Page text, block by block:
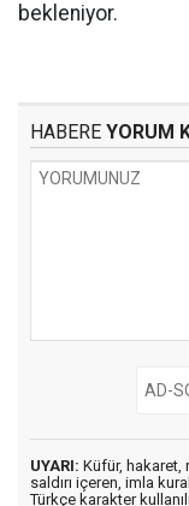
bekleniyor.
HABERE YORUM
UYARI: Küfür, hakaret,
saldırı içeren, imla
Türkçe karakter